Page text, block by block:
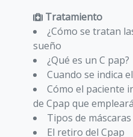
Tratamiento
¿Cómo se tratan
sueño
¿Qué es un C pap?
Cuando se indica
Cómo el paciente
de Cpap que
Tipos de
El retiro del Cpap